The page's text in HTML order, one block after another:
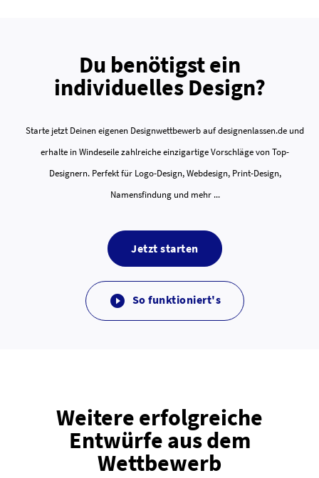
Du benötigst ein
individuelles Design?
Starte jetzt Deinen eigenen Designwettbewerb auf designenlassen.de und
erhalte in Windeseile zahlreiche einzigartige Vorschläge von Top-
Designern. Perfekt für Logo-Design, Webdesign, Print-Design,
Namensfindung und mehr ...
Jetzt starten
 So funktioniert's
Weitere erfolgreiche
Entwürfe aus dem
Wettbewerb